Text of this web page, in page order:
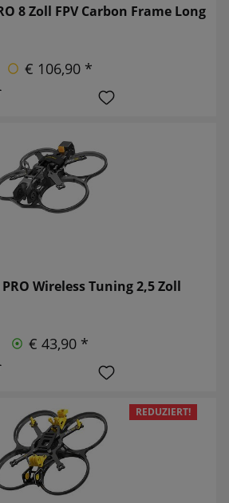
8 Zoll FPV Carbon Frame Long
€ 106,90 *
Wireless Tuning 2,5 Zoll
€ 43,90 *
REDUZIERT!